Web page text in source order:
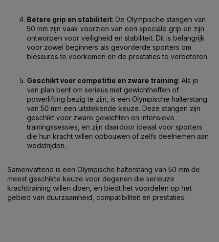
Betere grip en stabiliteit: De Olympische stangen van
50 mm zijn vaak voorzien van een speciale grip en zijn
ontworpen voor veiligheid en stabiliteit. Dit is belangrijk
voor zowel beginners als gevorderde sporters om
blessures te voorkomen en de prestaties te verbeteren.
Geschikt voor competitie en zware training: Als je
van plan bent om serieus met gewichtheffen of
powerlifting bezig te zijn, is een Olympische halterstang
van 50 mm een uitstekende keuze. Deze stangen zijn
geschikt voor zware gewichten en intensieve
trainingssessies, en zijn daardoor ideaal voor sporters
die hun kracht willen opbouwen of zelfs deelnemen aan
wedstrijden.
Samenvattend is een Olympische halterstang van 50 mm de
meest geschikte keuze voor degenen die serieuze
krachttraining willen doen, en biedt het voordelen op het
gebied van duurzaamheid, compatibiliteit en prestaties.